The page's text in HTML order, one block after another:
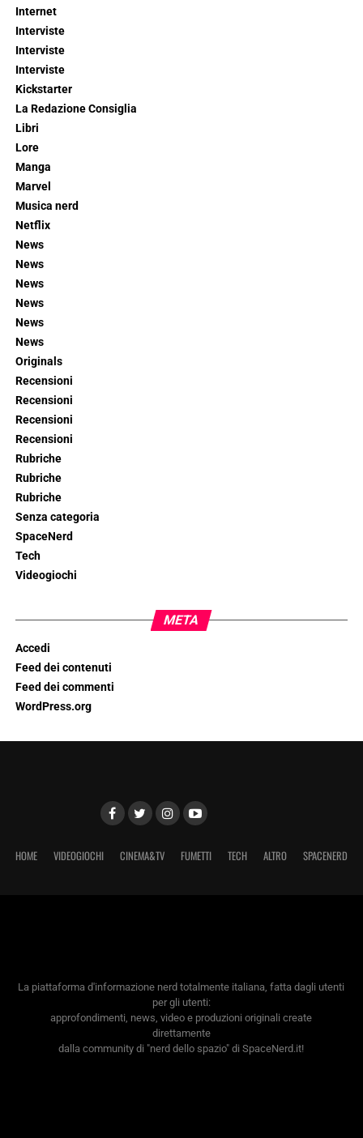
Internet
Interviste
Interviste
Interviste
Kickstarter
La Redazione Consiglia
Libri
Lore
Manga
Marvel
Musica nerd
Netflix
News
News
News
News
News
News
Originals
Recensioni
Recensioni
Recensioni
Recensioni
Rubriche
Rubriche
Rubriche
Senza categoria
SpaceNerd
Tech
Videogiochi
META
Accedi
Feed dei contenuti
Feed dei commenti
WordPress.org
HOME VIDEOGIOCHI CINEMA&TV FUMETTI TECH ALTRO SPACENERD
La piattaforma d'informazione nerd totalmente italiana, fatta dagli utenti
per gli utenti:
approfondimenti, news, video e produzioni originali create
direttamente
dalla community di "nerd dello spazio" di SpaceNerd.it!